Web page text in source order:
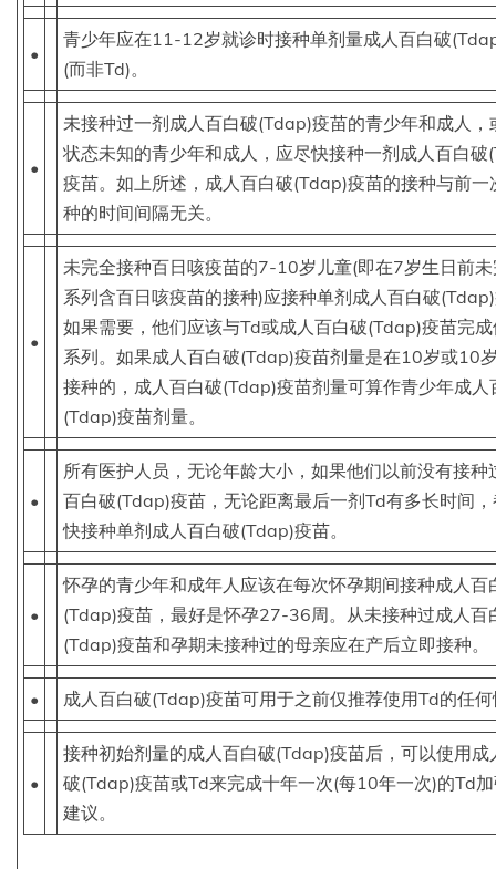
•
青少年应在11-12岁就诊时接种单剂量成人百白破
(而非Td)。
•
未接种过一剂成人百白破(Tdap)疫苗的青少年和成人，
状态未知的青少年和成人，应尽快接种一剂成人百白破
疫苗。如上所述，成人百白破(Tdap)疫苗的接种与前一
种的时间间隔无关。
•
未完全接种百日咳疫苗的7-10岁儿童(即在7岁生日前
系列含百日咳疫苗的接种)应接种单剂成人百白破
如果需要，他们应该与Td或成人百白破(Tdap)疫苗完
系列。如果成人百白破(Tdap)疫苗剂量是在10岁或10
接种的，成人百白破(Tdap)疫苗剂量可算作青少年成人
(Tdap)疫苗剂量。
•
所有医护人员，无论年龄大小，如果他们以前没有接种
百白破(Tdap)疫苗，无论距离最后一剂Td有多长时间
快接种单剂成人百白破(Tdap)疫苗。
•
怀孕的青少年和成年人应该在每次怀孕期间接种成人百
(Tdap)疫苗，最好是怀孕27-36周。从未接种过成人百
(Tdap)疫苗和孕期未接种过的母亲应在产后立即接种。
• 成人百白破(Tdap)疫苗可用于之前仅推荐使用Td的任
•
接种初始剂量的成人百白破(Tdap)疫苗后，可以使用成
破(Tdap)疫苗或Td来完成十年一次(每10年一次)的Td
建议。